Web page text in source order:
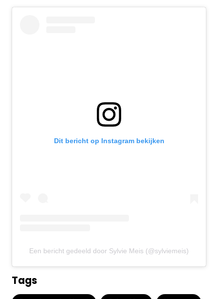
Dit bericht op Instagram bekijken
Een bericht gedeeld door Sylvie Meis (@sylviemeis)
Tags